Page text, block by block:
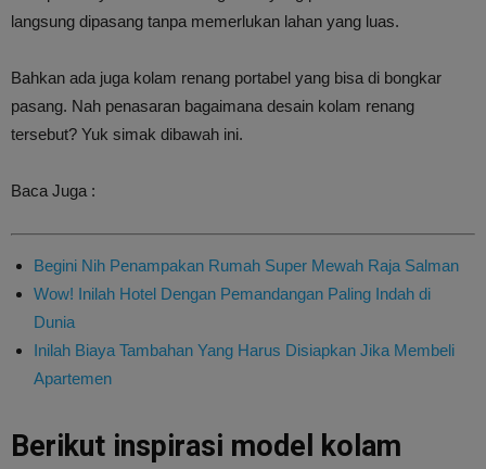
langsung dipasang tanpa memerlukan lahan yang luas.
Bahkan ada juga kolam renang portabel yang bisa di bongkar
pasang. Nah penasaran bagaimana desain kolam renang
tersebut? Yuk simak dibawah ini.
Baca Juga :
Begini Nih Penampakan Rumah Super Mewah Raja Salman
Wow! Inilah Hotel Dengan Pemandangan Paling Indah di
Dunia
Inilah Biaya Tambahan Yang Harus Disiapkan Jika Membeli
Apartemen
Berikut inspirasi model kolam